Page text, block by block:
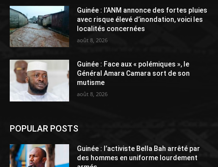
Guinée : l’ANM annonce des fortes pluies
avec risque élevé d’inondation, voici les
localités concernées
août 8, 2026
Guinée : Face aux « polémiques », le
Général Amara Camara sort de son
mutisme
août 8, 2026
POPULAR POSTS
Guinée : l’activiste Bella Bah arrêté par
des hommes en uniforme lourdement